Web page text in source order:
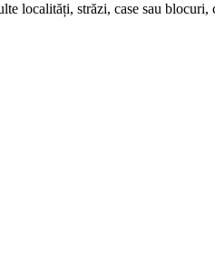
localități, străzi, case sau